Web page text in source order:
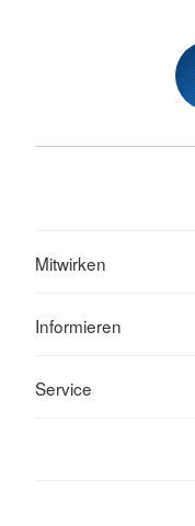
Mitwirken
Informieren
Service